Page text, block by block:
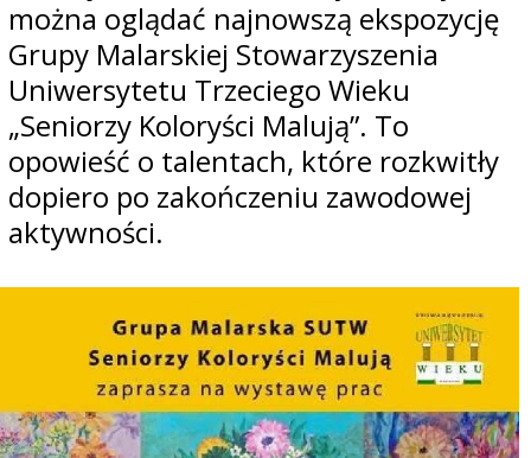
można oglądać najnowszą ekspozycję
Grupy Malarskiej Stowarzyszenia
Uniwersytetu Trzeciego Wieku
„Seniorzy Koloryści Malują”. To
opowieść o talentach, które rozkwitły
dopiero po zakończeniu zawodowej
aktywności.